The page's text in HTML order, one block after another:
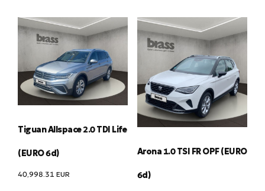
Tiguan Allspace 2.0 TDI Life
(EURO 6d)
40,998.31 EUR
Arona 1.0 TSI FR OPF (EURO
6d)